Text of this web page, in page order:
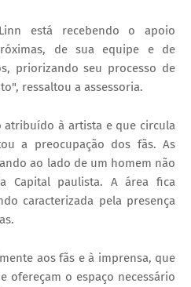
está recebendo o apoio
de sua equipe e de
priorizando seu processo de
ressaltou a assessoria.
atribuído à artista e que circula
a preocupação dos fãs. As
ao lado de um homem não
Capital paulista. A área fica
caracterizada pela presença
aos fãs e à imprensa, que
ofereçam o espaço necessário